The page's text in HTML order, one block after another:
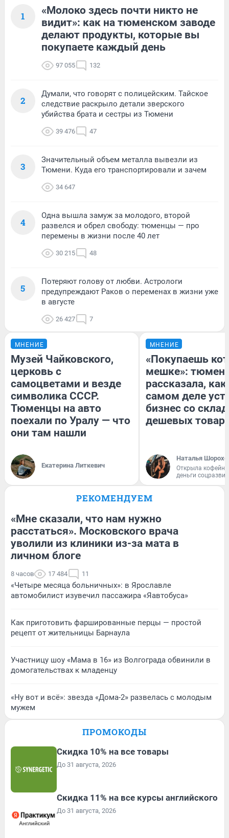
1
«Молоко здесь почти никто не
видит»: как на тюменском заводе
делают продукты, которые вы
покупаете каждый день
97 055 132
2
Думали, что говорят с полицейским. Тайское
следствие раскрыло детали зверского
убийства брата и сестры из Тюмени
39 476 47
3
Значительный объем металла вывезли из
Тюмени. Куда его транспортировали и зачем
34 647
4
Одна вышла замуж за молодого, второй
развелся и обрел свободу: тюменцы — про
перемены в жизни после 40 лет
30 215 48
5
Потеряют голову от любви. Астрологи
предупреждают Раков о переменах в жизни уже
в августе
26 427 7
МНЕНИЕ
Музей Чайковского,
церковь с
самоцветами и везде
символика СССР.
Тюменцы на авто
поехали по Уралу — что
они там нашли
Екатерина Литкевич
МНЕНИЕ
«Покупаешь
мешке»:
рассказала, как
самом деле
бизнес со
дешевых
Наталья
Открыла
деньги
РЕКОМЕНДУЕМ
«Мне сказали, что нам нужно
расстаться». Московского врача
уволили из клиники из-за мата в
личном блоге
8 часов 17 484 11
«Четыре месяца больничных»: в Ярославле
автомобилист изувечил пассажира «Яавтобуса»
Как приготовить фаршированные перцы — простой
рецепт от жительницы Барнаула
Участницу шоу «Мама в 16» из Волгограда обвинили в
домогательствах к младенцу
«Ну вот и всё»: звезда «Дома-2» развелась с молодым
мужем
ПРОМОКОДЫ
Скидка 10% на все товары
До 31 августа, 2026
Скидка 11% на все курсы английского
До 31 августа, 2026